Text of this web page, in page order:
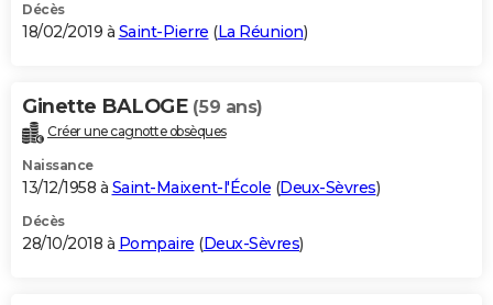
Décès
18/02/2019 à Saint-Pierre (La Réunion)
Ginette BALOGE (59 ans)
Créer une cagnotte obsèques
Naissance
13/12/1958 à Saint-Maixent-l'École (Deux-Sèvres)
Décès
28/10/2018 à Pompaire (Deux-Sèvres)